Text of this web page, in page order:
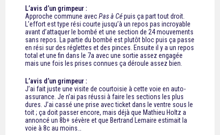
L’avis d’un grimpeur :
Approche commune avecPas à Cépuis ça part tout droit.
L’effort est type rési courte jusqu’à un repos pas incroyable
avant d’attaquer le bombé et une section de 24 mouvements
sans repos. La partie du bombé est plutôt bloc puis ça passe
en rési sur des réglettes et des pinces. Ensuite il y a un repos
total et une fin dans le 7a avec une sortie assez engagée
mais une fois les prises connues ça déroule assez bien.
L’avis d’un grimpeur :
J’ai fait juste une visite de courtoisie à cette voie en auto-
assurance. Je n’ai pas réussi à faire les sections les plus
dures. J’ai cassé une prise avec ticket dans le ventre sous le
toit ; ça doit passer encore, mais déjà que Mathieu Holtz a
annoncé un 8b+ sévère et que Bertrand Lemaire estimait la
voie à 8c au moins…